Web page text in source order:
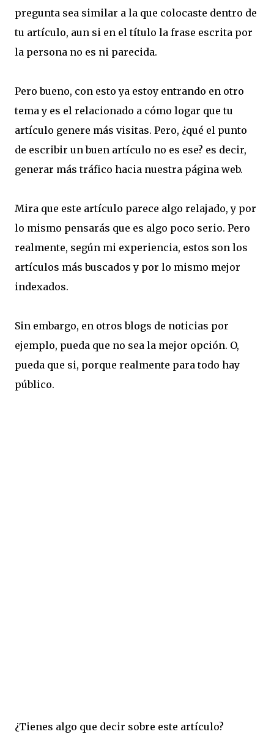
pregunta sea similar a la que colocaste dentro de
tu artículo, aun si en el título la frase escrita por
la persona no es ni parecida.
Pero bueno, con esto ya estoy entrando en otro
tema y es el relacionado a cómo logar que tu
artículo genere más visitas. Pero, ¿qué el punto
de escribir un buen artículo no es ese? es decir,
generar más tráfico hacia nuestra página web.
Mira que este artículo parece algo relajado, y por
lo mismo pensarás que es algo poco serio. Pero
realmente, según mi experiencia, estos son los
artículos más buscados y por lo mismo mejor
indexados.
Sin embargo, en otros blogs de noticias por
ejemplo, pueda que no sea la mejor opción. O,
pueda que si, porque realmente para todo hay
público.
¿Tienes algo que decir sobre este artículo?